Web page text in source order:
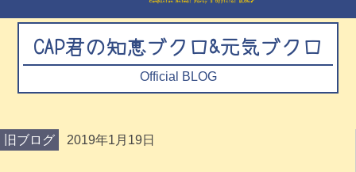
CAP君の知恵ブクロ&元気ブクロ
Official BLOG
旧ブログ 2019年1月19日